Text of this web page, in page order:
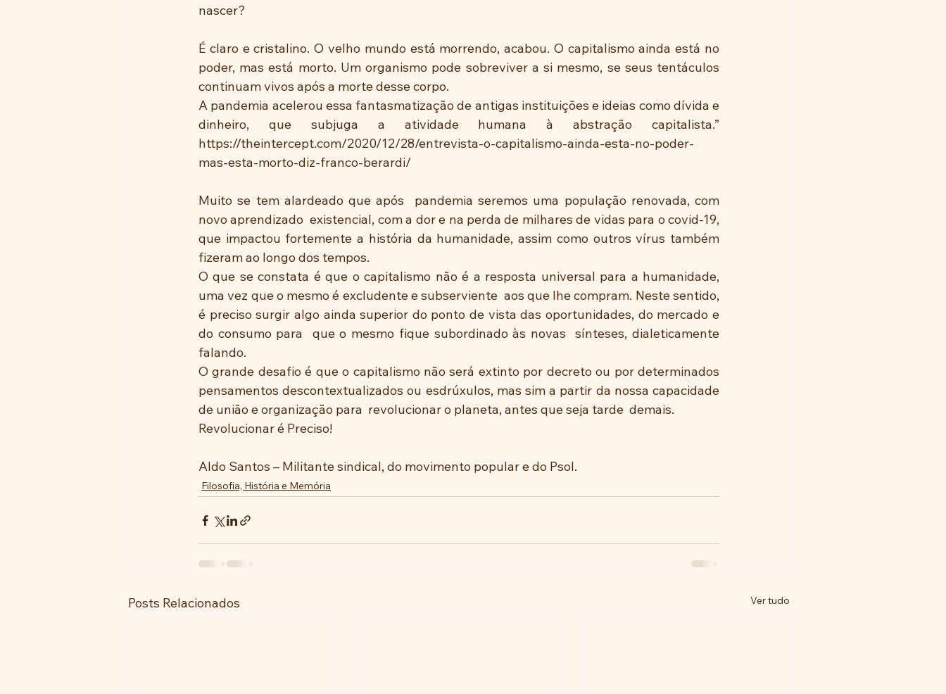
nascer?
É claro e cristalino. O velho mundo está morrendo, acabou. O capitalismo ainda está no
poder, mas está morto. Um organismo pode sobreviver a si mesmo, se seus tentáculos
continuam vivos após a morte desse corpo.
A pandemia acelerou essa fantasmatização de antigas instituições e ideias como dívida e
dinheiro, que subjuga a atividade humana à abstração capitalista.”
https://theintercept.com/2020/12/28/entrevista-o-capitalismo-ainda-esta-no-poder-
mas-esta-morto-diz-franco-berardi/
Muito se tem alardeado que após  pandemia seremos uma população renovada, com
novo aprendizado  existencial, com a dor e na perda de milhares de vidas para o covid-19,
que impactou fortemente a história da humanidade, assim como outros vírus também
fizeram ao longo dos tempos.
O que se constata é que o capitalismo não é a resposta universal para a humanidade,
uma vez que o mesmo é excludente e subserviente  aos que lhe compram. Neste sentido,
é preciso surgir algo ainda superior do ponto de vista das oportunidades, do mercado e
do consumo para  que o mesmo fique subordinado às novas  sínteses, dialeticamente
falando.
O grande desafio é que o capitalismo não será extinto por decreto ou por determinados
pensamentos descontextualizados ou esdrúxulos, mas sim a partir da nossa capacidade
de união e organização para  revolucionar o planeta, antes que seja tarde  demais.
Revolucionar é Preciso!
Aldo Santos – Militante sindical, do movimento popular e do Psol.
Filosofia, História e Memória
Posts Relacionados Ver tudo